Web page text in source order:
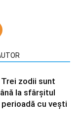
zodii sunt
la sfârșitul
perioadă cu vești